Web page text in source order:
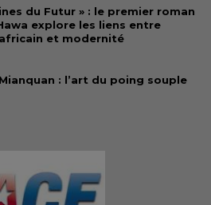
du Futur » : le premier roman
explore les liens entre
et modernité
: l’art du poing souple